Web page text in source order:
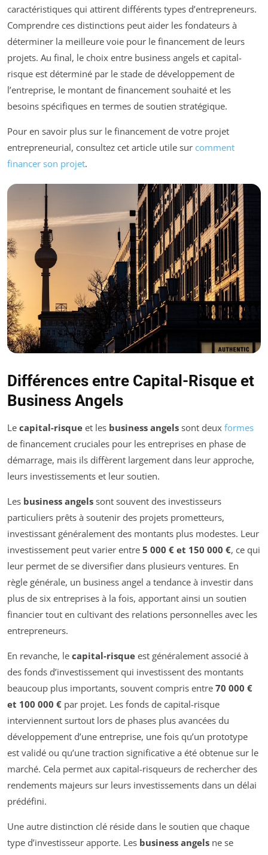
caractéristiques qui attirent différents types d’entrepreneurs.
Comprendre ces distinctions peut aider les fondateurs à
déterminer la meilleure voie pour le financement de leurs
projets. Au final, le choix entre business angels et capital-
risque est déterminé par le stade de développement de
l’entreprise, le montant de financement souhaité et les
besoins spécifiques en termes de soutien stratégique.
Pour en savoir plus sur le financement de votre projet
entrepreneurial, consultez cet article utile sur comment
financer son projet.
Différences entre Capital-Risque et
Business Angels
Le capital-risque et les business angels sont deux formes
de financement cruciales pour les entreprises en phase de
démarrage, mais ils diffèrent largement dans leur approche,
leurs investissements et leur soutien.
Les business angels sont souvent des investisseurs
particuliers prêts à soutenir des projets prometteurs,
investissant généralement des montants plus modestes. Leur
investissement peut varier entre 5 000 € et 150 000 €, ce qui
leur permet de se diversifier dans plusieurs ventures. En
règle générale, un business angel a tendance à investir dans
plus de six entreprises à la fois, apportant ainsi un soutien
financier tout en cultivant des relations personnelles avec les
entrepreneurs.
En revanche, le capital-risque est généralement associé à
des fonds d’investissement qui investissent des montants
beaucoup plus importants, souvent compris entre 70 000 €
et 100 000 € par projet. Les fonds de capital-risque
interviennent surtout lors de phases plus avancées du
développement d’une entreprise, une fois qu’un prototype
est validé ou qu’une traction significative a été obtenue sur le
marché. Cela permet aux capital-risqueurs de rechercher des
rendements majeurs sur leurs investissements dans un délai
prédéfini.
Une autre distinction clé réside dans le soutien que chaque
type d’investisseur apporte. Les business angels ne se